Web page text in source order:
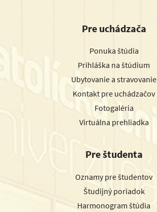
Pre uchádzača
Ponuka štúdia
Prihláška na štúdium
Ubytovanie a stravovanie
Kontakt pre uchádzačov
Fotogaléria
Virtuálna prehliadka
Pre študenta
Oznamy pre študentov
Študijný poriadok
Harmonogram štúdia